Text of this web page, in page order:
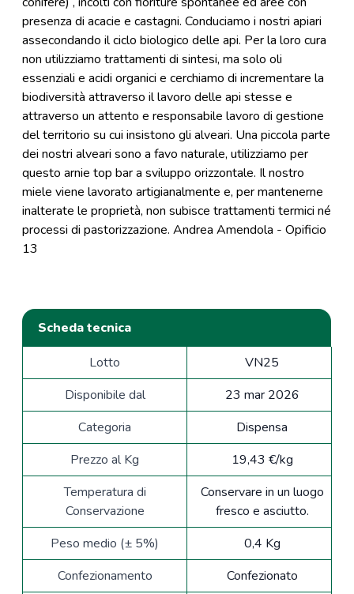
presenza di acacie e castagni. Conduciamo i nostri apiari
assecondando il ciclo biologico delle api. Per la loro cura
non utilizziamo trattamenti di sintesi, ma solo oli
essenziali e acidi organici e cerchiamo di incrementare la
biodiversità attraverso il lavoro delle api stesse e
attraverso un attento e responsabile lavoro di gestione
del territorio su cui insistono gli alveari. Una piccola parte
dei nostri alveari sono a favo naturale, utilizziamo per
questo arnie top bar a sviluppo orizzontale. Il nostro
miele viene lavorato artigianalmente e, per mantenerne
inalterate le proprietà, non subisce trattamenti termici né
processi di pastorizzazione. Andrea Amendola - Opificio
13
Scheda tecnica
Lotto
VN25
Disponibile dal
23 mar 2026
Categoria
Dispensa
Prezzo al Kg
19,43 €/kg
Temperatura di
Conservazione
Conservare in un luogo
fresco e asciutto.
Peso medio (± 5%)
0,4 Kg
Confezionamento
Confezionato